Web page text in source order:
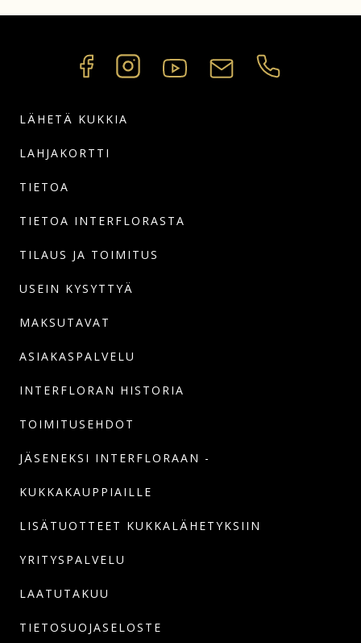
LÄHETÄ KUKKIA
LAHJAKORTTI
TIETOA
TIETOA INTERFLORASTA
TILAUS JA TOIMITUS
USEIN KYSYTTYÄ
MAKSUTAVAT
ASIAKASPALVELU
INTERFLORAN HISTORIA
TOIMITUSEHDOT
JÄSENEKSI INTERFLORAAN -
KUKKAKAUPPIAILLE
LISÄTUOTTEET KUKKALÄHETYKSIIN
YRITYSPALVELU
LAATUTAKUU
TIETOSUOJASELOSTE